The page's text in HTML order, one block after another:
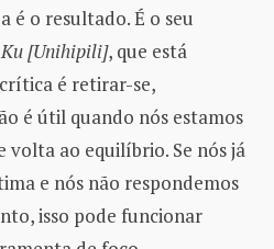
é o resultado. É o seu
Ku [Unihipili], que está
é retirar-se,
é útil quando nós estamos
ao equilíbrio. Se nós já
e nós não respondemos
isso pode funcionar